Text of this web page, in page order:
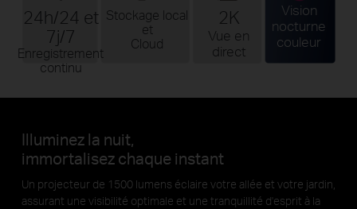
24h/24 et
7j/7
Enregistrement
continu
Stockage local
et
Cloud
2K
Vue en
direct
Vision
nocturne
couleur
Illuminez la nuit,
immortalisez chaque instant
Un projecteur de 1500 lumens éclaire votre allée et votre jardin,
assurant une visibilité optimale et une tranquillité d'esprit à la